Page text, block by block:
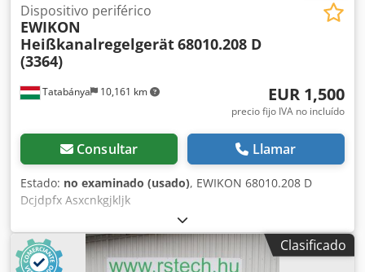
Tatabánya 10,161 km
Dispositivo periférico
EWIKON
Heißkanalregelgerät68010.208 D
(3364)
EUR 1,500
precio fijo IVA no incluído
Consultar Llamar
Estado: no examinado (usado), EWIKON 68010.208 D
Dcjdpfx Asxcnkgjkljk
Clasificado